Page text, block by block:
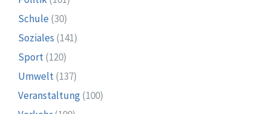
Schule (30)
Soziales (141)
Sport(120)
Umwelt(137)
Veranstaltung(100)